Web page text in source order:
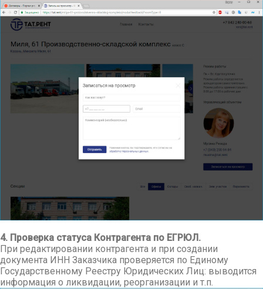
4. Проверка статуса Контрагента по ЕГРЮЛ.
При редактировании контрагента и при создании
документа ИНН Заказчика проверяется по Единому
Государственному Реестру Юридических Лиц: выводится
информация о ликвидации, реорганизации и т.п.